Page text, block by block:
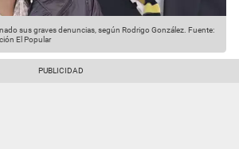
sus graves denuncias, según Rodrigo González. Fuente:
El Popular